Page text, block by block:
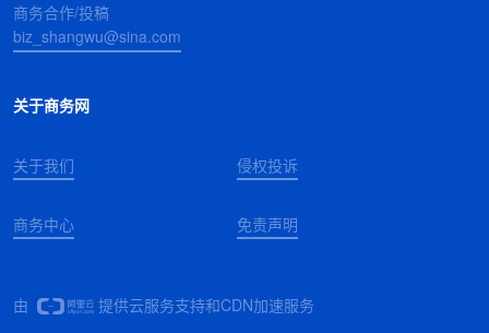
商务合作/投稿
biz_shangwu@sina.com
关于商务网
关于我们 侵权投诉
商务中心 免责声明
由
提供云服务支持和CDN加速服务